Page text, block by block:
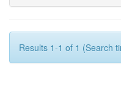
Results 1-1 of 1 (Search